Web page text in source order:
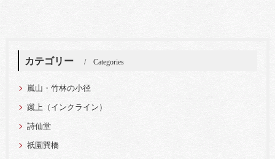
カテゴリー Categories
嵐山・竹林の小径
蹴上（インクライン）
詩仙堂
祇園巽橋